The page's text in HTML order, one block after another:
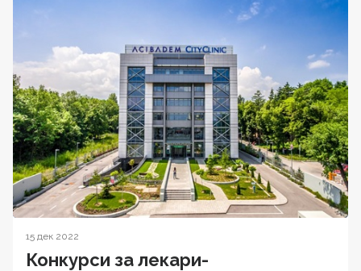
15 дек 2022
Конкурси за лекари-